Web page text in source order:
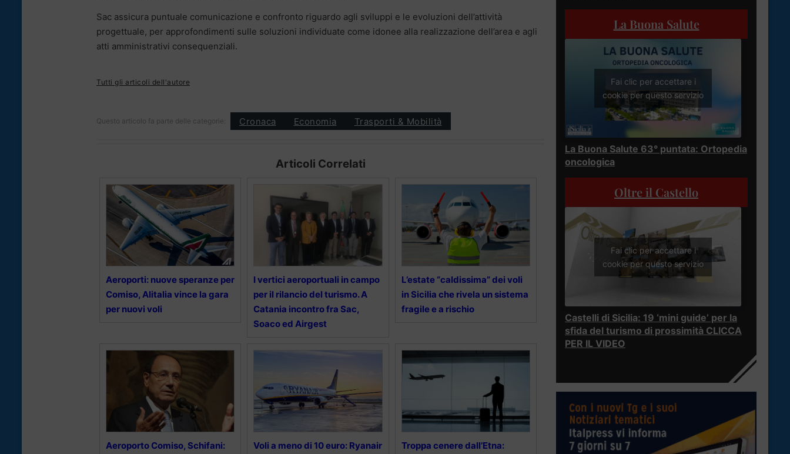
Sac assicura puntuale comunicazione e confronto riguardo agli sviluppi e le evoluzioni dell’attività
progettuale, per approfondimenti sulle soluzioni individuate come idonee alla realizzazione dell’area e agli
atti amministrativi consequenziali.
Tutti gli articoli dell'autore
Questo articolo fa parte delle categorie: Cronaca Economia Trasporti & Mobilità
Articoli Correlati
Aeroporti: nuove speranze per
Comiso, Alitalia vince la gara
per nuovi voli
I vertici aeroportuali in campo
per il rilancio del turismo. A
Catania incontro fra Sac,
Soaco ed Airgest
L’estate “caldissima” dei voli
in Sicilia che rivela un sistema
fragile e a rischio
Aeroporto Comiso, Schifani:
Voli a meno di 10 euro: Ryanair
Troppa cenere dall’Etna:
La Buona Salute
Fai clic per accettare i
cookie per questo servizio
La Buona Salute 63° puntata: Ortopedia
oncologica
Oltre il Castello
Fai clic per accettare i
cookie per questo servizio
Castelli di Sicilia: 19 ‘mini guide’ per la
sfida del turismo di prossimità CLICCA
PER IL VIDEO